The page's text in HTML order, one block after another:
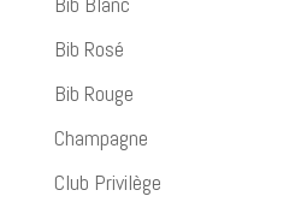
Bib Rosé
Bib Rouge
Champagne
Club Privilège